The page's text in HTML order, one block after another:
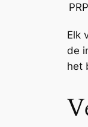
Elk
de
het